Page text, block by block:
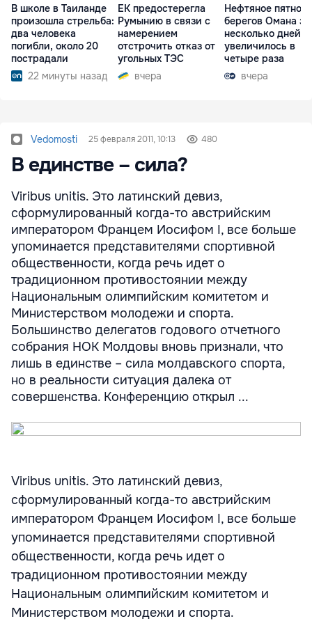
В школе в Таиланде
произошла стрельба:
два человека
погибли, около 20
пострадали
22 минуты назад
ЕК предостерегла
Румынию в связи с
намерением
отстрочить отказ от
угольных ТЭС
вчера
Нефтяное пятно у
берегов Омана за
несколько дней
увеличилось в
четыре раза
вчера
Vedomosti 25 февраля 2011, 10:13 480
В единстве – сила?
Viribus unitis. Это латинский девиз,
сформулированный когда-то австрийским
императором Францем Иосифом I, все больше
упоминается представителями спортивной
общественности, когда речь идет о
традиционном противостоянии между
Национальным олимпийским комитетом и
Министерством молодежи и спорта.
Большинство делегатов годового отчетного
собрания НОК Молдовы вновь признали, что
лишь в единстве – сила молдавского спорта,
но в реальности ситуация далека от
совершенства. Конференцию открыл ...
Viribus unitis. Это латинский девиз,
сформулированный когда-то австрийским
императором Францем Иосифом I, все больше
упоминается представителями спортивной
общественности, когда речь идет о
традиционном противостоянии между
Национальным олимпийским комитетом и
Министерством молодежи и спорта.